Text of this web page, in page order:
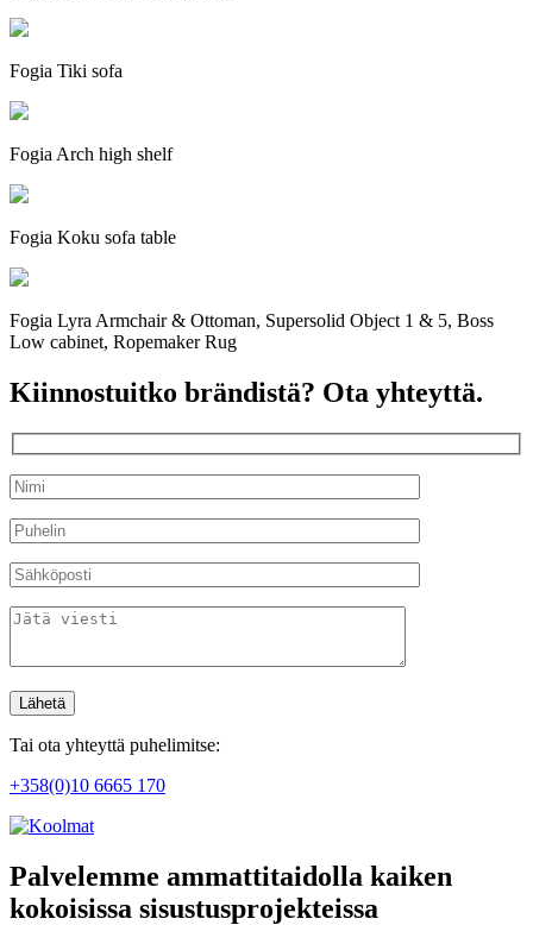
Fogia Tiki sofa
Fogia Arch high shelf
Fogia Koku sofa table
Fogia Lyra Armchair & Ottoman, Supersolid Object 1 & 5, Boss
Low cabinet, Ropemaker Rug
Kiinnostuitko brändistä? Ota yhteyttä.
Tai ota yhteyttä puhelimitse:
+358(0)10 6665 170
Palvelemme ammattitaidolla kaiken
kokoisissa sisustusprojekteissa